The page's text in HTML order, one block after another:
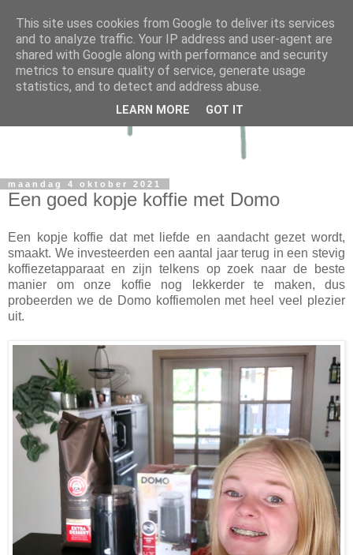
maandag 4 oktober 2021
Een goed kopje koffie met Domo
Een kopje koffie dat met liefde en aandacht gezet wordt,
smaakt. We investeerden een aantal jaar terug in een stevig
koffiezetapparaat en zijn telkens op zoek naar de beste
manier om onze koffie nog lekkerder te maken, dus
probeerden we de Domo koffiemolen met heel veel plezier
uit.
This site uses cookies from Google to deliver its services
and to analyze traffic. Your IP address and user-agent are
shared with Google along with performance and security
metrics to ensure quality of service, generate usage
statistics, and to detect and address abuse.
LEARN MORE GOT IT